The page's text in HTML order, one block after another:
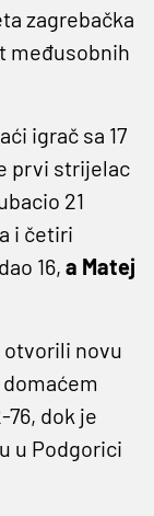
zagrebačka
međusobnih
igrač sa 17
prvi strijelac
21
i četiri
16, a Matej
otvorili novu
dok je
u Podgorici